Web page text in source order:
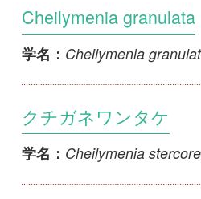
ウスチャスズメノワン
アサマベニサラタケ
学名： Coprobia sp.